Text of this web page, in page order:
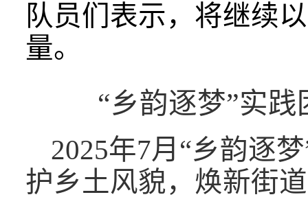
队员们表示，将继续
量。
“乡韵逐梦”实
2025年7月“乡韵逐
护乡土风貌，焕新街